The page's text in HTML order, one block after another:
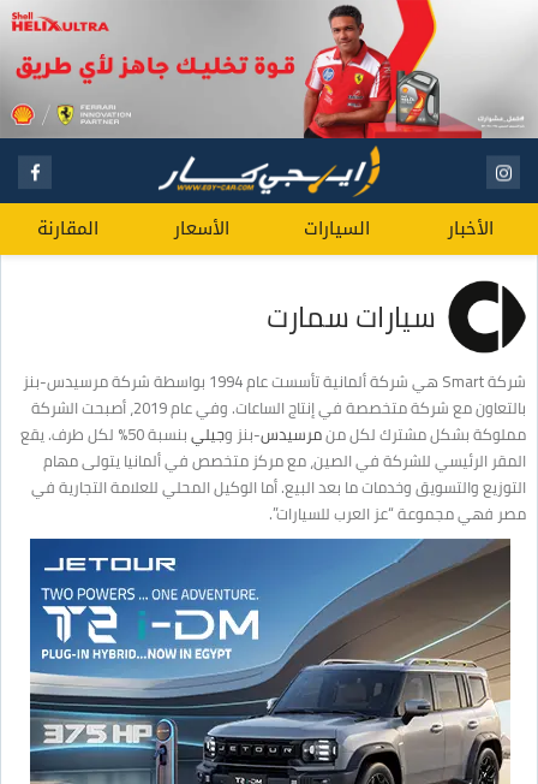
الأخبار السيارات الأسعار المقارنة
سيارات سمارت
شركة Smart هي شركة ألمانية تأسست عام 1994 بواسطة شركة مرسيدس-بنز
بالتعاون مع شركة متخصصة في إنتاج الساعات. وفي عام 2019، أصبحت الشركة
مملوكة بشكل مشترك لكل منمرسيدس-بنز وجيلي
بنسبة 50% لكل طرف. يقع
المقر الرئيسي للشركة في الصين، مع مركز متخصص في ألمانيا يتولى مهام
التوزيع والتسويق وخدمات ما بعد البيع. أما الوكيل المحلي للعلامة التجارية في
مصر فهي مجموعة “عز العرب للسيارات”.